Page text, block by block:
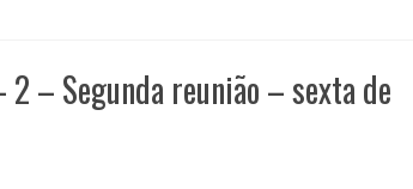
– Segunda reunião – sexta de